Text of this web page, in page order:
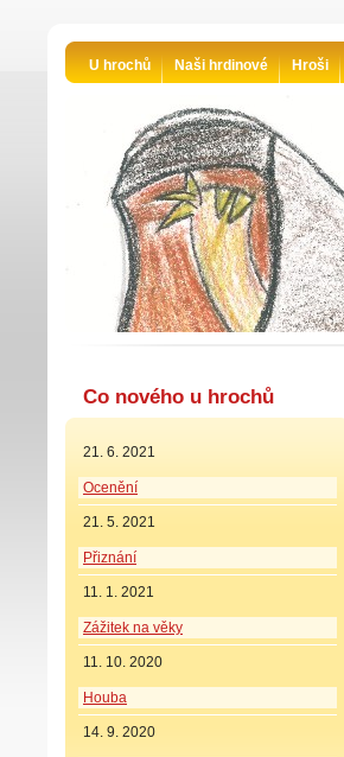
Co nového u hrochů
21. 6. 2021
Ocenění
21. 5. 2021
Přiznání
11. 1. 2021
Zážitek na věky
11. 10. 2020
Houba
14. 9. 2020
U hrochů Naši hrdinové Hroši